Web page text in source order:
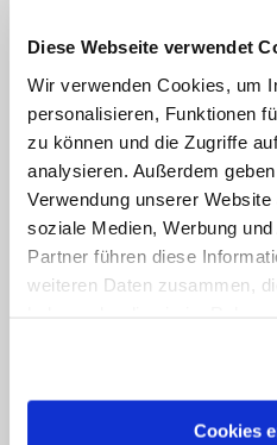
Diese Webseite verwendet
Wir verwenden Cookies, um
personalisieren, Funktionen
zu können und die Zugriffe
analysieren. Außerdem
Verwendung unserer
soziale Medien, Werbung
Partner führen diese
weiteren Daten zusammen,
Cookies
Bonifatiuswerk
zu weit entfernten
Gemeindezentren
Zudem hat das
2013 eine
Neuausrichtung
sogenannte
Schwerpunkt ist
veränderte
Deutschland. Mit